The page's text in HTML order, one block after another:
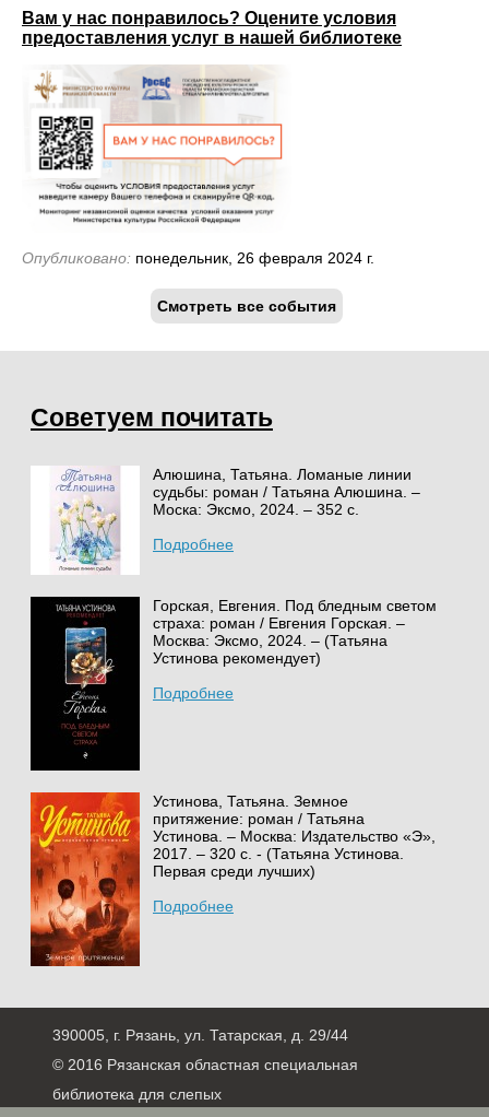
Вам у нас понравилось? Оцените условия
предоставления услуг в нашей библиотеке
Опубликовано: понедельник, 26 февраля 2024 г.
Смотреть все события
Советуем почитать
Алюшина, Татьяна. Ломаные линии
судьбы: роман / Татьяна Алюшина. –
Моска: Эксмо, 2024. – 352 с.
Подробнее
Горская, Евгения. Под бледным светом
страха: роман / Евгения Горская. –
Москва: Эксмо, 2024. – (Татьяна
Устинова рекомендует)
Подробнее
Устинова, Татьяна. Земное
притяжение: роман / Татьяна
Устинова. – Москва: Издательство «Э»,
2017. – 320 с. - (Татьяна Устинова.
Первая среди лучших)
Подробнее
390005, г. Рязань, ул. Татарская, д. 29/44
© 2016 Рязанская областная специальная
библиотека для слепых